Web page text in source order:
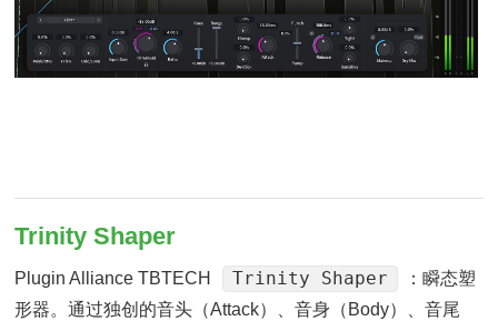
Trinity Shaper
Plugin Alliance TBTECH Trinity Shaper
：瞬态塑
形器。通过独创的音头（Attack）、音身（Body）、音尾